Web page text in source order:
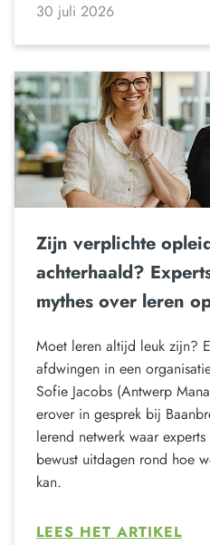
30 juli 2026
Zijn verplichte
achterhaald?
mythes over leren
Moet leren altijd leuk zijn?
afdwingen in een
Sofie Jacobs (Antwerp
erover in gesprek bij
lerend netwerk waar
bewust uitdagen rond hoe
kan.
LEES HET ARTIKEL